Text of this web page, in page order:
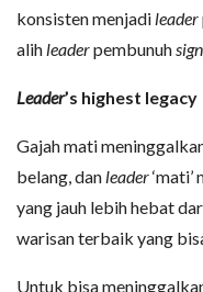
konsisten menjadi leader
alih leaderpembunuh
Leader’s highest legacy
Gajah mati
belang, dan leader
yang jauh lebih hebat
warisan terbaik yang
Untuk bisa